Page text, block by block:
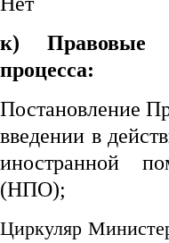
к) Правовые
процесса:
Постановление
введении в
иностранной
(НПО);
Циркуляр